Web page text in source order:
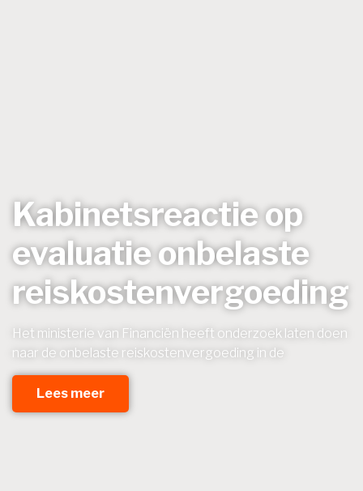
Kabinetsreactie op
evaluatie onbelaste
reiskostenvergoeding
Het ministerie van Financiën heeft onderzoek laten doen
naar de onbelaste reiskostenvergoeding in de
Lees meer